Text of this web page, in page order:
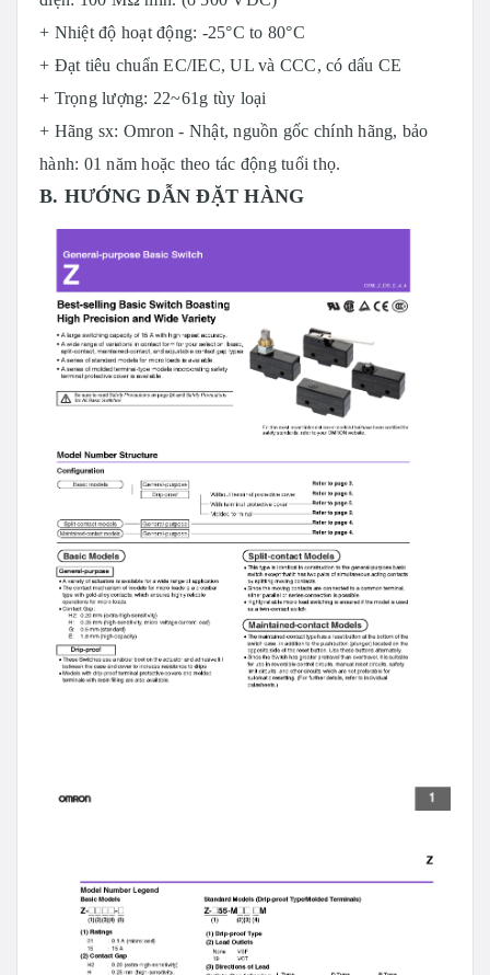
+ Nhiệt độ hoạt động: -25°C to 80°C
+ Đạt tiêu chuẩn EC/IEC, UL và CCC, có dấu CE
+ Trọng lượng: 22~61g tùy loại
+ Hãng sx: Omron - Nhật, nguồn gốc chính hãng, bảo
hành: 01 năm hoặc theo tác động tuổi thọ.
B. HƯỚNG DẪN ĐẶT HÀNG